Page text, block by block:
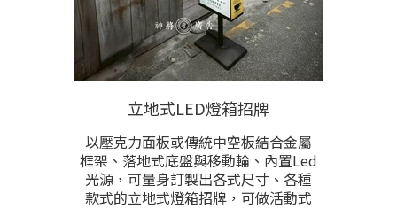
立地式LED燈箱招牌
以壓克力面板或傳統中空板結合金屬
框架、落地式底盤與移動輪、內置Led
光源，可量身訂製出各式尺寸、各種
款式的立地式燈箱招牌，可做活動式